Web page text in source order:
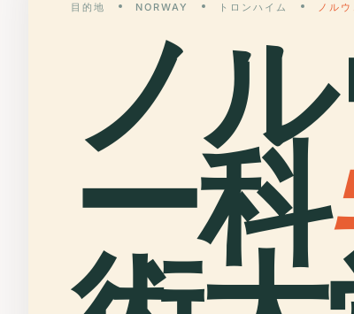
目的地 NORWAY トロンハイム ノル
ノ
ー科